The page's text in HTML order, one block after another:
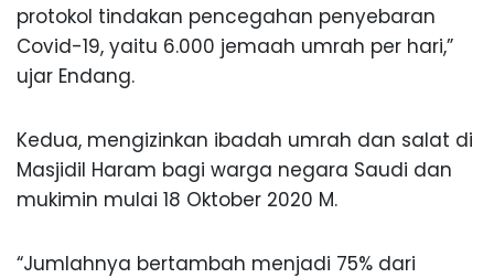
protokol tindakan pencegahan penyebaran
Covid-19, yaitu 6.000 jemaah umrah per hari,”
ujar Endang.
Kedua, mengizinkan ibadah umrah dan salat di
Masjidil Haram bagi warga negara Saudi dan
mukimin mulai 18 Oktober 2020 M.
“Jumlahnya bertambah menjadi 75% dari